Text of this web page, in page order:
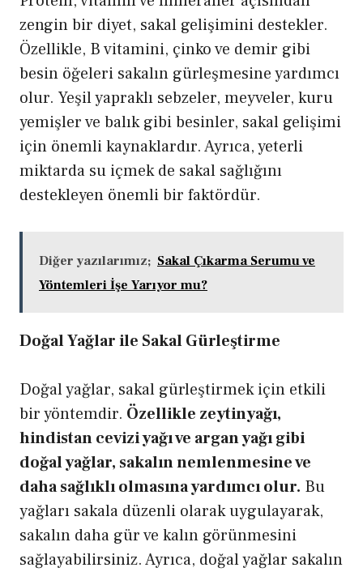
zengin bir diyet, sakal gelişimini destekler.
Özellikle, B vitamini, çinko ve demir gibi
besin öğeleri sakalın gürleşmesine yardımcı
olur. Yeşil yapraklı sebzeler, meyveler, kuru
yemişler ve balık gibi besinler, sakal gelişimi
için önemli kaynaklardır. Ayrıca, yeterli
miktarda su içmek de sakal sağlığını
destekleyen önemli bir faktördür.
Diğer yazılarımız; Sakal Çıkarma Serumu ve
Yöntemleri İşe Yarıyor mu?
Doğal Yağlar ile Sakal Gürleştirme
Doğal yağlar, sakal gürleştirmek için etkili
bir yöntemdir. Özellikle zeytinyağı,
hindistan cevizi yağı ve argan yağı gibi
doğal yağlar, sakalın nemlenmesine ve
daha sağlıklı olmasına yardımcı olur. Bu
yağları sakala düzenli olarak uygulayarak,
sakalın daha gür ve kalın görünmesini
sağlayabilirsiniz. Ayrıca, doğal yağlar sakalın